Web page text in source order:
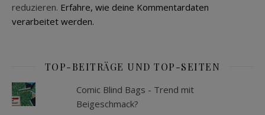
reduzieren. Erfahre, wie deine Kommentardaten
verarbeitet werden.
TOP-BEITRÄGE UND TOP-SEITEN
Comic Blind Bags - Trend mit
Beigeschmack?